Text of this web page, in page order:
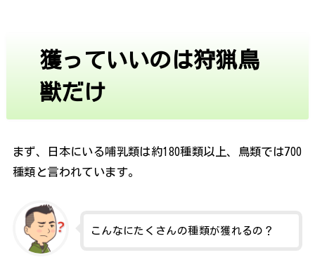
獲っていいのは狩猟鳥
獣だけ
まず、日本にいる哺乳類は約180種類以上、鳥類では700
種類と言われています。
こんなにたくさんの種類が獲れるの？